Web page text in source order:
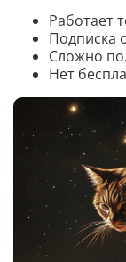
Работает
Подписка
Сложно
Нет